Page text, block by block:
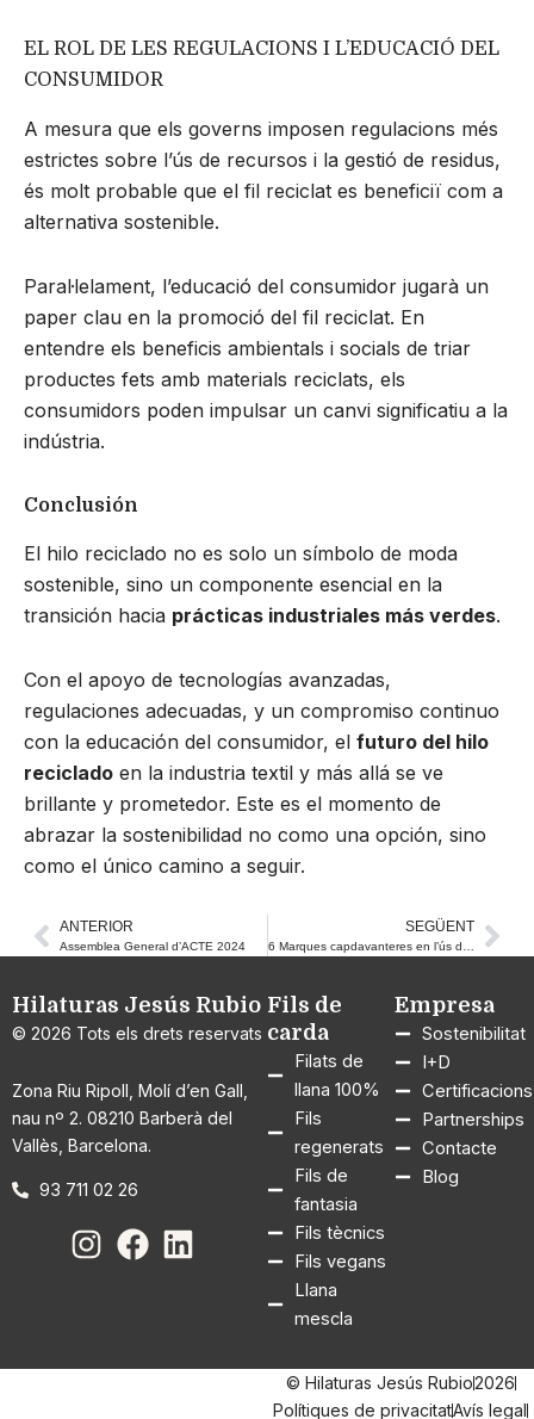
EL ROL DE LES REGULACIONS I L’EDUCACIÓ DEL
CONSUMIDOR
A mesura que els governs imposen regulacions més
estrictes sobre l’ús de recursos i la gestió de residus,
és molt probable que el fil reciclat es beneficiï com a
alternativa sostenible.
Paral·lelament, l’educació del consumidor jugarà un
paper clau en la promoció del fil reciclat. En
entendre els beneficis ambientals i socials de triar
productes fets amb materials reciclats, els
consumidors poden impulsar un canvi significatiu a la
indústria.
Conclusión
El hilo reciclado no es solo un símbolo de moda
sostenible, sino un componente esencial en la
transición hacia prácticas industriales más verdes.
Con el apoyo de tecnologías avanzadas,
regulaciones adecuadas, y un compromiso continuo
con la educación del consumidor, el futuro del hilo
reciclado en la industria textil y más allá se ve
brillante y prometedor. Este es el momento de
abrazar la sostenibilidad no como una opción, sino
como el único camino a seguir.
Prev
ANTERIOR
Assemblea General d’ACTE 2024
SEGÜENT
6 Marques capdavanteres en l’ús de fil reciclat
Hilaturas Jesús Rubio
© 2026 Tots els drets reservats
Zona Riu Ripoll, Molí d’en Gall,
nau nº 2. 08210 Barberà del
Vallès, Barcelona.
93 711 02 26
Fils de
carda
Filats de
llana 100%
Fils
regenerats
Fils de
fantasia
Fils tècnics
Fils vegans
Llana
mescla
Empresa
Sostenibilitat
I+D
Certificacions
Partnerships
Contacte
Blog
© Hilaturas Jesús Rubio2026
Polítiques de privacitatAvís legal